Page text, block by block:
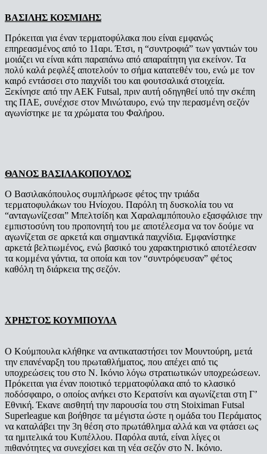
ΒΑΣΙΛΗΣ ΚΟΣΜΙΔΗΣ
Πρόκειται για έναν τερματοφύλακα που είναι εμφανώς
επηρεασμένος από το 11αρι. Έτσι, η “συντροφιά” των γαντιών του
μοιάζει να είναι κάτι παραπάνω από απαραίτητη για εκείνον. Τα
πολύ καλά ρεφλέξ αποτελούν το σήμα κατατεθέν του, ενώ με τον
καιρό εντάσσει στο παιχνίδι του και φουτσαλικά στοιχεία.
Ξεκίνησε από την ΑΕΚ Futsal, πριν αυτή οδηγηθεί υπό την σκέπη
της ΠΑΕ, συνέχισε στον Μινώταυρο, ενώ την περασμένη σεζόν
αγωνίστηκε με τα χρώματα του Φαλήρου.
ΘΑΝΟΣ ΒΑΣΙΛΑΚΟΠΟΥΛΟΣ
Ο Βασιλακόπουλος συμπλήρωσε φέτος την τριάδα
τερματοφυλάκων του Ηνίοχου. Παρόλη τη δυσκολία του να
“ανταγωνίζεσαι” Μπελτσίδη και Χαραλαμπόπουλο εξασφάλισε την
εμπιστοσύνη του προπονητή του με αποτέλεσμα να τον δούμε να
αγωνίζεται σε αρκετά και σημαντικά παιχνίδια. Εμφανίστηκε
αρκετά βελτιωμένος, ενώ βασικό του χαρακτηριστικό αποτέλεσαν
τα κομμένα γάντια, τα οποία και τον “συντρόφευσαν” φέτος
καθόλη τη διάρκεια της σεζόν.
ΧΡΗΣΤΟΣ ΚΟΥΜΠΟΥΛΑ
Ο Κούμπουλα κλήθηκε να αντικαταστήσει τον Μουντούρη, μετά
την επανέναρξη του πρωταθλήματος, που απέχει από τις
υποχρεώσεις του στο Ν. Ικόνιο λόγω στρατιωτικών υποχρεώσεων.
Πρόκειται για έναν ποιοτικό τερματοφύλακα από το κλασικό
ποδόσφαιρο, ο οποίος ανήκει στο Κερατσίνι και αγωνίζεται στη Γ’
Εθνική. Έκανε αισθητή την παρουσία του στη Stoiximan Futsal
Superleague και βοήθησε τα μέγιστα ώστε η ομάδα του Περάματος
να καταλάβει την 3η θέση στο πρωτάθλημα αλλά και να φτάσει ως
τα ημιτελικά του Κυπέλλου. Παρόλα αυτά, είναι λίγες οι
πιθανότητες να συνεχίσει και τη νέα σεζόν στο Ν. Ικόνιο.